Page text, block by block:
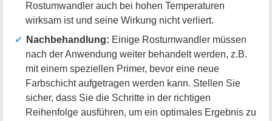
Rostumwandler auch bei hohen Temperaturen
wirksam ist und seine Wirkung nicht verliert.
Nachbehandlung: Einige Rostumwandler müssen
nach der Anwendung weiter behandelt werden, z.B.
mit einem speziellen Primer, bevor eine neue
Farbschicht aufgetragen werden kann. Stellen Sie
sicher, dass Sie die Schritte in der richtigen
Reihenfolge ausführen, um ein optimales Ergebnis zu